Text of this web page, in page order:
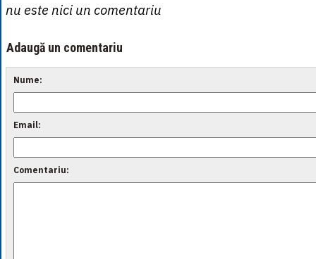
nu este nici un comentariu
Adaugă un comentariu
Nume:
Email:
Comentariu: